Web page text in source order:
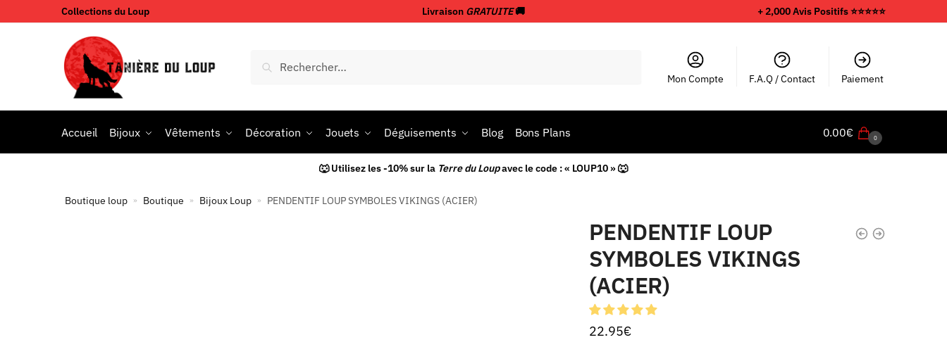
Collections du Loup Livraison GRATUITE🚚 + 2,000 Avis Positifs ⭐️⭐️⭐️⭐️⭐️
Mon Compte F.A.Q / Contact Paiement
Accueil Bijoux Vêtements Décoration Jouets Déguisements Blog Bons Plans 0.00€ 0
🐺 Utilisez les -10% sur la Terre du Loupavec le code : « LOUP10 » 🐺
Boutique loup » Boutique » Bijoux Loup » PENDENTIF LOUP SYMBOLES VIKINGS (ACIER)
PENDENTIF LOUP
SYMBOLES VIKINGS
(ACIER)
22.95€